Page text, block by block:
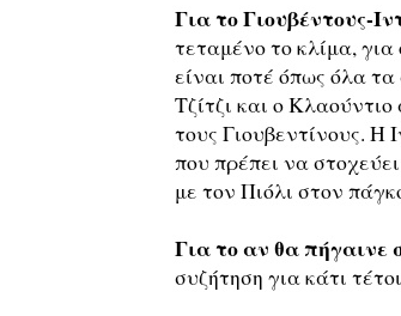
Για το Γιουβέντους-
τεταμένο το κλίμα,
είναι ποτέ όπως όλα
Τζίτζι και ο
τους Γιουβεντίνους. Η
που πρέπει να
με τον Πιόλι στον
Για το αν θα πήγαινε
συζήτηση για κάτι